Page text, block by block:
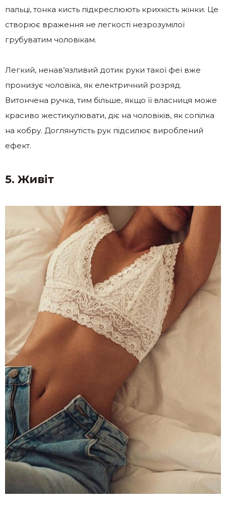
пальці, тонка кисть підкреслюють крихкість жінки. Це
створює враження не легкості незрозумілої
грубуватим чоловікам.
Легкий, ненав’язливий дотик руки такої феї вже
пронизує чоловіка, як електричний розряд.
Витончена ручка, тим більше, якщо її власниця може
красиво жестикулювати, діє на чоловіків, як сопілка
на кобру. Доглянутість рук підсилює вироблений
ефект.
5. Живіт